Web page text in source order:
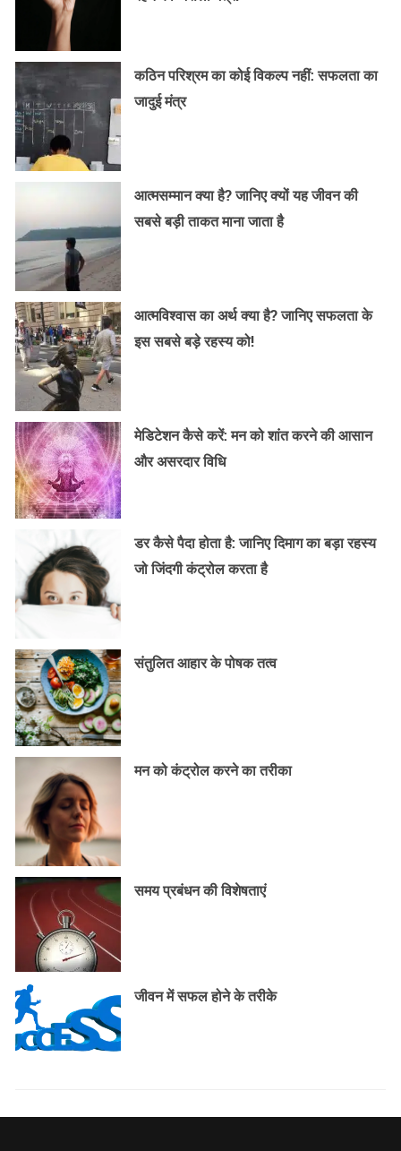
कठिन परिश्रम का कोई विकल्प नहीं: सफलता का
जादुई मंत्र
आत्मसम्मान क्या है? जानिए क्यों यह जीवन की
सबसे बड़ी ताकत माना जाता है
आत्मविश्वास का अर्थ क्या है? जानिए सफलता के
इस सबसे बड़े रहस्य को!
मेडिटेशन कैसे करें: मन को शांत करने की आसान
और असरदार विधि
डर कैसे पैदा होता है: जानिए दिमाग का बड़ा रहस्य
जो जिंदगी कंट्रोल करता है
संतुलित आहार के पोषक तत्व
मन को कंट्रोल करने का तरीका
समय प्रबंधन की विशेषताएं
जीवन में सफल होने के तरीके